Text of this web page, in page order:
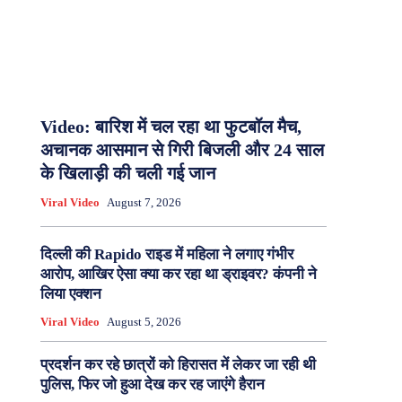
Video: बारिश में चल रहा था फुटबॉल मैच,
अचानक आसमान से गिरी बिजली और 24 साल
के खिलाड़ी की चली गई जान
Viral Video August 7, 2026
दिल्ली की Rapido राइड में महिला ने लगाए गंभीर
आरोप, आखिर ऐसा क्या कर रहा था ड्राइवर? कंपनी ने
लिया एक्शन
Viral Video August 5, 2026
प्रदर्शन कर रहे छात्रों को हिरासत में लेकर जा रही थी
पुलिस, फिर जो हुआ देख कर रह जाएंगे हैरान